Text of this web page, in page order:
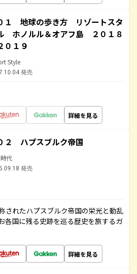
１ 地球の歩き方 リゾートスタ
ホノルル＆オアフ島 ２０１８
０１９
Style
発売
詳細を見る
２ ハプスブルク帝国
代
発売
されたハプスブルク帝国の栄光と動乱
各国に残る史跡を巡る歴史を旅するガ
詳細を見る